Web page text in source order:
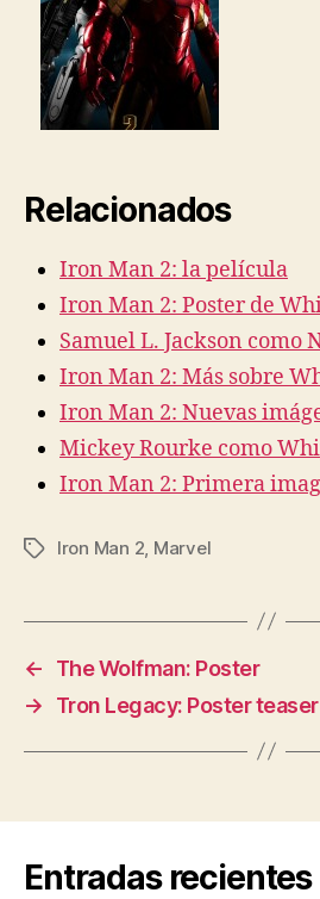
Relacionados
Iron Man 2: la película
Iron Man 2: Poster de
Samuel L. Jackson como
Iron Man 2: Más sobre
Iron Man 2: Nuevas
Mickey Rourke como
Iron Man 2: Primera
Etiquetas
Iron Man 2 Marvel
←
The Wolfman: Poster
→
Tron Legacy: Poster teaser
Entradas recientes